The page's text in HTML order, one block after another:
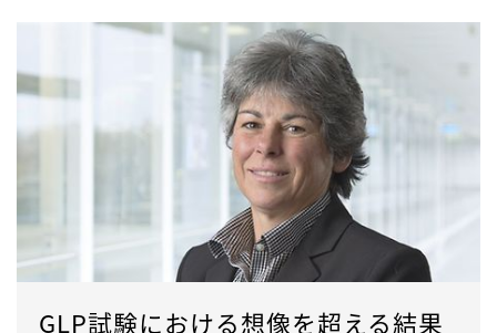
GLP試験における想像を超える結果